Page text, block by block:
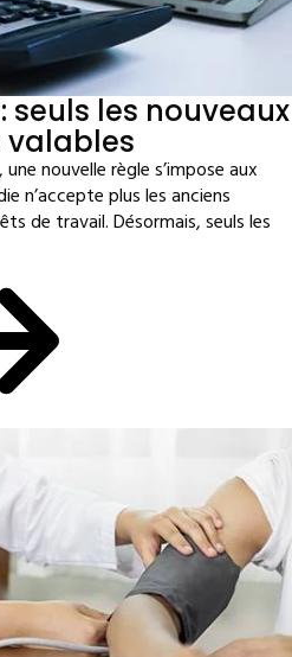
seuls les nouveaux
valables
nouvelle règle s’impose aux
n’accepte plus les anciens
de travail. Désormais, seuls les